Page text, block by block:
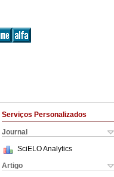
Serviços Personalizados
Journal
SciELO Analytics
Artigo